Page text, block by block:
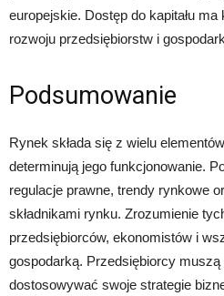
europejskie. Dostęp do kapitału
rozwoju przedsiębiorstw i
Podsumowanie
Rynek składa się z wielu
determinują jego funkcjonowanie.
regulacje prawne, trendy rynkowe
składnikami rynku. Zrozumienie
przedsiębiorców, ekonomistów i
gospodarką. Przedsiębiorcy
dostosowywać swoje strategie